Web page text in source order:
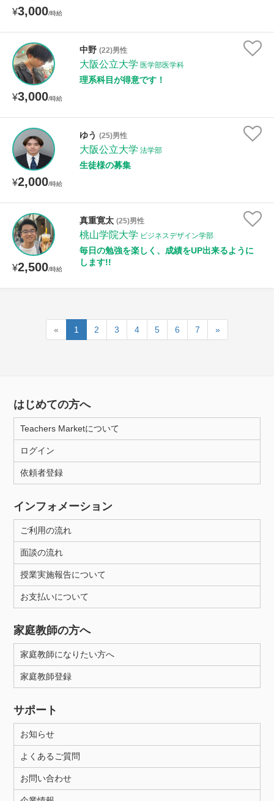
¥3,000/時給
¥3,000/時給
中野 (22)男性
大阪公立大学 医学部医学科
理系科目が得意です！
¥2,000/時給
ゆう (25)男性
大阪公立大学 法学部
生徒様の募集
¥2,500/時給
真重寛太 (25)男性
桃山学院大学 ビジネスデザイン学部
毎日の勉強を楽しく、成績をUP出来るように
します!!
« 1 2 3 4 5 6 7 »
はじめての方へ
Teachers Marketについて
ログイン
依頼者登録
インフォメーション
ご利用の流れ
面談の流れ
授業実施報告について
お支払いについて
家庭教師の方へ
家庭教師になりたい方へ
家庭教師登録
サポート
お知らせ
よくあるご質問
お問い合わせ